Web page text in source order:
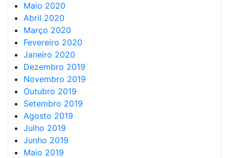
Maio 2020
Abril 2020
Março 2020
Fevereiro 2020
Janeiro 2020
Dezembro 2019
Novembro 2019
Outubro 2019
Setembro 2019
Agosto 2019
Julho 2019
Junho 2019
Maio 2019